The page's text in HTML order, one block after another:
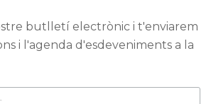
butlletí electrònic i t'enviarem
i l'agenda d'esdeveniments a la